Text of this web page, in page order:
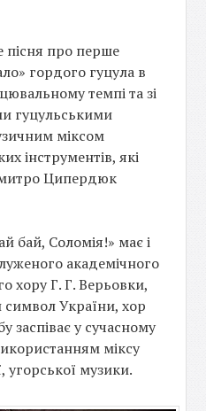
пісня про перше
гордого гуцула в
темпі та зі
гуцульськими
міксом
інструментів, які
Ципердюк
бай, Соломія!» має і
академічного
хору Г. Г. Верьовки,
України, хор
заспіває у сучасному
міксу
угорської музики.